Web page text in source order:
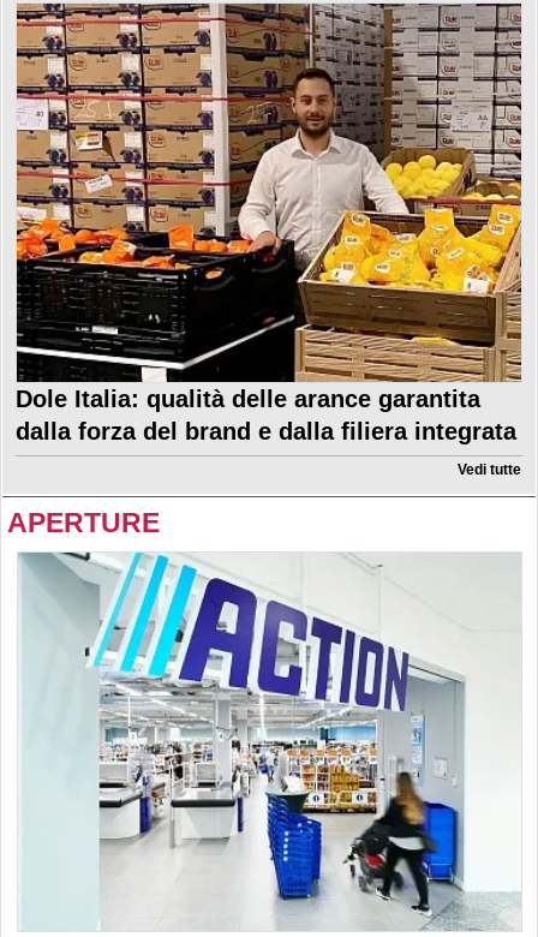
Dole Italia: qualità delle arance garantita
dalla forza del brand e dalla filiera integrata
Vedi tutte
APERTURE